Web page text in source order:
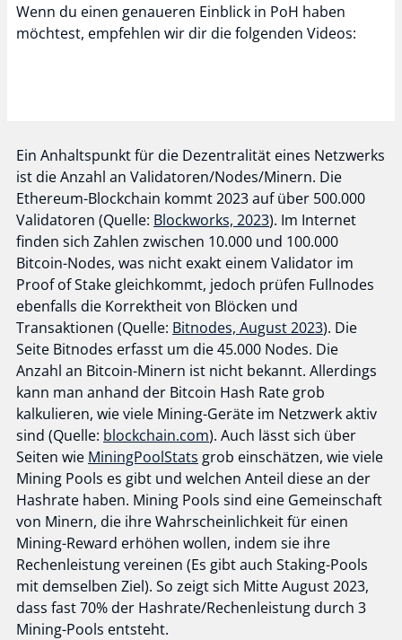
Wenn du einen genaueren Einblick in PoH haben
möchtest, empfehlen wir dir die folgenden Videos:
Ein Anhaltspunkt für die Dezentralität eines Netzwerks
ist die Anzahl an Validatoren/Nodes/Minern. Die
Ethereum-Blockchain kommt 2023 auf über 500.000
Validatoren (Quelle: Blockworks, 2023). Im Internet
finden sich Zahlen zwischen 10.000 und 100.000
Bitcoin-Nodes, was nicht exakt einem Validator im
Proof of Stake gleichkommt, jedoch prüfen Fullnodes
ebenfalls die Korrektheit von Blöcken und
Transaktionen (Quelle: Bitnodes, August 2023). Die
Seite Bitnodes erfasst um die 45.000 Nodes. Die
Anzahl an Bitcoin-Minern ist nicht bekannt. Allerdings
kann man anhand der Bitcoin Hash Rate grob
kalkulieren, wie viele Mining-Geräte im Netzwerk aktiv
sind (Quelle: blockchain.com). Auch lässt sich über
Seiten wie MiningPoolStats grob einschätzen, wie viele
Mining Pools es gibt und welchen Anteil diese an der
Hashrate haben. Mining Pools sind eine Gemeinschaft
von Minern, die ihre Wahrscheinlichkeit für einen
Mining-Reward erhöhen wollen, indem sie ihre
Rechenleistung vereinen (Es gibt auch Staking-Pools
mit demselben Ziel). So zeigt sich Mitte August 2023,
dass fast 70% der Hashrate/Rechenleistung durch 3
Mining-Pools entsteht.